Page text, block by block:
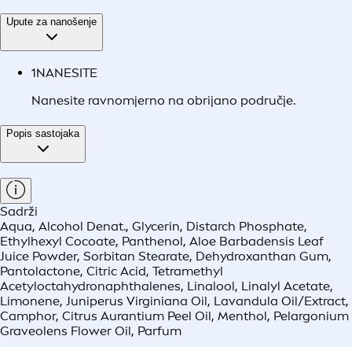
Upute za nanošenje
1NANESITE
Nanesite ravnomjerno na obrijano područje.
Popis sastojaka
Sadrži
Aqua, Alcohol Denat., Glycerin, Distarch Phosphate,
Ethylhexyl Cocoate, Panthenol, Aloe Barbadensis Leaf
Juice Powder, Sorbitan Stearate, Dehydroxanthan Gum,
Pantolactone, Citric Acid, Tetramethyl
Acetyloctahydronaphthalenes, Linalool, Linalyl Acetate,
Limonene, Juniperus Virginiana Oil, Lavandula Oil/Extract,
Camphor, Citrus Aurantium Peel Oil, Menthol, Pelargonium
Graveolens Flower Oil, Parfum